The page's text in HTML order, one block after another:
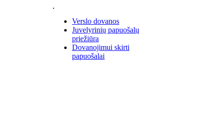
Verslo dovanos
Juvelyrinių papuošalų
priežiūra
Dovanojimui skirti
papuošalai